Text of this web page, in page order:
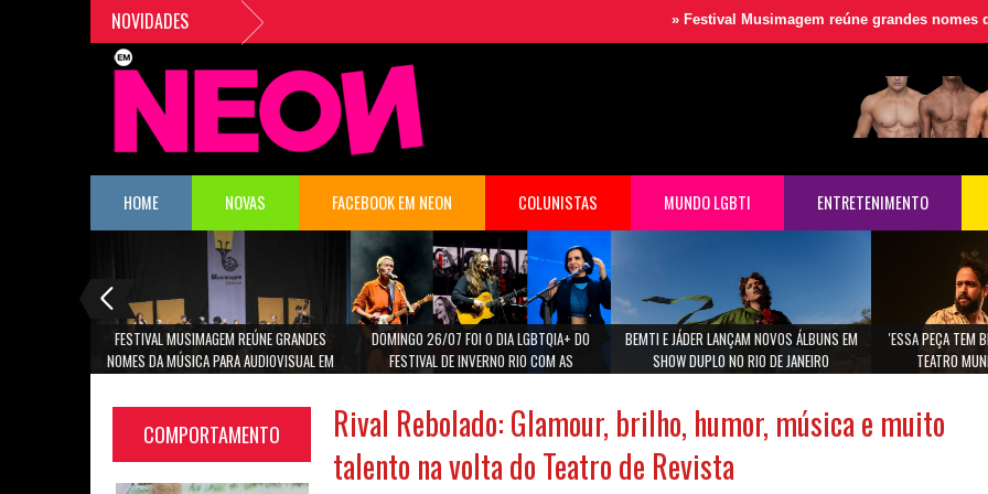
NOVIDADES Festival Musimagem reúne grandes nomes da música
HOME NOVAS FACEBOOK EM NEON COLUNISTAS MUNDO LGBTI ENTRETENIMENTO
FESTIVAL MUSIMAGEM REÚNE GRANDES
NOMES DA MÚSICA PARA AUDIOVISUAL EM
DOMINGO 26/07 FOI O DIA LGBTQIA+ DO
FESTIVAL DE INVERNO RIO COM AS
CAROLINA.
BEMTI E JÁDER LANÇAM NOVOS ÁLBUNS EM
SHOW DUPLO NO RIO DE JANEIRO
'ESSA PEÇA TEM
TEATRO
COMPORTAMENTO
Rival Rebolado: Glamour, brilho, humor, música e muito
talento na volta do Teatro de Revista